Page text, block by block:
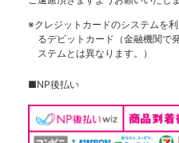
※クレジットカードのシステムを
るデビットカード（金融機関で
ステムとは異なります。）
■NP後払い